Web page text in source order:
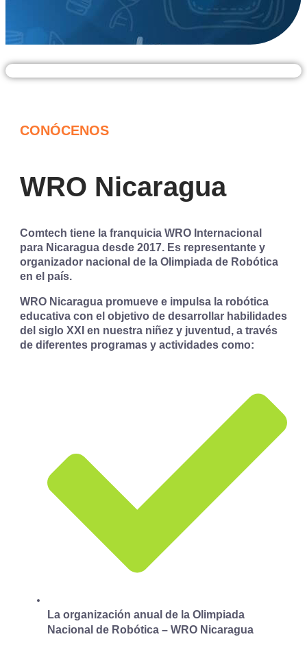
CONÓCENOS
WRO Nicaragua
Comtech tiene la franquicia WRO Internacional
para Nicaragua desde 2017. Es representante y
organizador nacional de la Olimpiada de Robótica
en el país.
WRO Nicaragua promueve e impulsa la robótica
educativa con el objetivo de desarrollar habilidades
del siglo XXI en nuestra niñez y juventud, a través
de diferentes programas y actividades como:
La organización anual de la Olimpiada
Nacional de Robótica – WRO Nicaragua